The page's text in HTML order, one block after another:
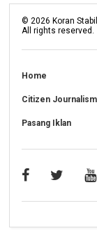
© 2026 Koran
All rights reserved.
Home
Citizen Journalism
Pasang Iklan